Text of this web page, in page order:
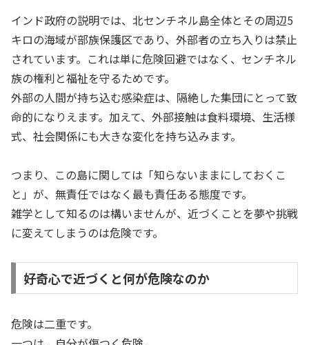
インド政府の説明では、北センチネル島全体とその周辺5
キロの海域が部族保護区であり、外部者の立ち入りは禁止
されています。これは単に危険回避ではなく、センチネル
族の権利と福祉を守るためです。
外部の人間が持ち込む感染症は、隔絶した集団にとって致
命的になりえます。加えて、外部接触は食料環境、生活様
式、社会関係にも大きな変化を持ち込みます。
つまり、この島に関しては「知らないままにしておくこ
と」が、無責任ではなく最も責任ある態度です。
雑学として知るのは構いませんが、近づくことを夢や挑戦
に変えてしまうのは危険です。
好奇心で近づくと何が危険なのか
危険は二重です。